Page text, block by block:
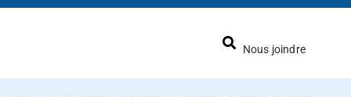
Nous joindre